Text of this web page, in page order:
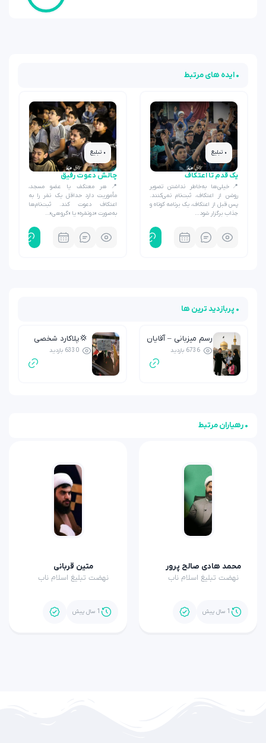
• ایده های مرتبط
• تبلیغ
یک قدم تا اعتکاف
📍خیلی‌ها به‌خاطر نداشتن تصویر
روشن از اعتکاف، ثبت‌نام نمی‌کنند.
پس قبل از اعتکاف، یک برنامه کوتاه و
جذاب برگزار شود…
• تبلیغ
چالش دعوت رفیق
📍هر معتکف یا عضو مسجد،
مأموریت دارد حداقل یک نفر را به
اعتکاف دعوت کند. ثبت‌نام‌ها
به‌صورت «دونفره» یا «گروهی»…
• پربازدید ترین ها
رسم میزبانی – آقایان
– قسمت دوم
6736 بازدید
💢پلاکارد شخصی
6330 بازدید
• رهیاران مرتبط
محمد هادی صالح پرور
نهضت تبلیغ اسلام ناب
1 سال پیش
متین قربانی
نهضت تبلیغ اسلام ناب
1 سال پیش